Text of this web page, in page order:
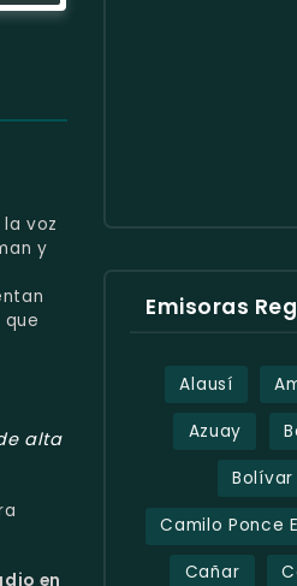
voz
y
alta
en
Emisoras
Alausí
Azuay
Bolívar
Camilo Ponce
Cañar